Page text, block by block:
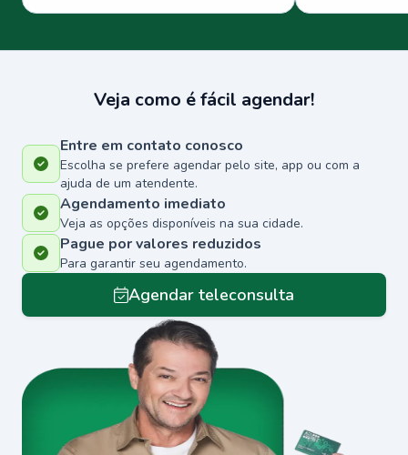
Veja como é fácil agendar!
Entre em contato conosco
Escolha se prefere agendar pelo site, app ou com a
ajuda de um atendente.
Agendamento imediato
Veja as opções disponíveis na sua cidade.
Pague por valores reduzidos
Para garantir seu agendamento.
Agendar teleconsulta